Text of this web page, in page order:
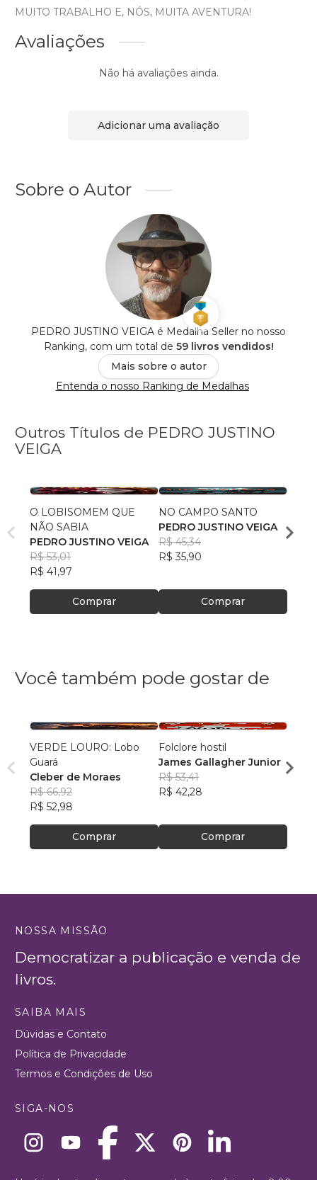
MUITO TRABALHO E, NÓS, MUITA AVENTURA!
Avaliações
Não há avaliações ainda.
Adicionar uma avaliação
Sobre o Autor
PEDRO JUSTINO VEIGA é Medalha Seller no nosso
Ranking, com um total de 59 livros vendidos!
Mais sobre o autor
Entenda o nosso Ranking de Medalhas
Outros Títulos de PEDRO JUSTINO
VEIGA
O LOBISOMEM QUE
NÃO SABIA
PEDRO JUSTINO VEIGA
R$ 53,01
R$ 41,97
Comprar
NO CAMPO SANTO
PEDRO JUSTINO VEIGA
R$ 45,34
R$ 35,90
Comprar
R$
Você também pode gostar de
VERDE LOURO: Lobo
Guará
Cleber de Moraes
R$ 66,92
R$ 52,98
Comprar
Folclore hostil
James Gallagher Junior
R$ 53,41
R$ 42,28
Comprar
NOSSA MISSÃO
Democratizar a publicação e venda de
livros.
SAIBA MAIS
Dúvidas e Contato
Política de Privacidade
Termos e Condições de Uso
SIGA-NOS